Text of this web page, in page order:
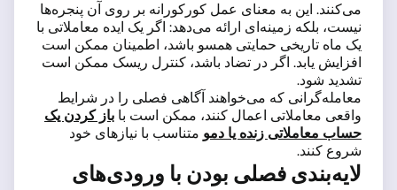
می‌کنند. این به معنای عمل کورکورانه بر روی آن پنجره‌ها
نیست، بلکه زمینه‌ای ارائه می‌دهد: اگر یک ایده معاملاتی با
یک ماه تاریخی حمایتی همسو باشد، اطمینان ممکن است
افزایش یابد. اگر در تضاد باشد، کنترل ریسک ممکن است
تشدید شود.
معامله‌گرانی که می‌خواهند آگاهی فصلی را در شرایط
واقعی معاملاتی اعمال کنند، ممکن است با باز کردن یک
حساب معاملاتی زنده یا دمو متناسب با نیازهای خود
شروع کنند.
لایه‌بندی فصلی بودن با ورودی‌های